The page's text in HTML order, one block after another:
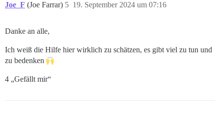
Joe_F (Joe Farrar) 19. September 2024 um 07:16
5
Danke an alle,
Ich weiß die Hilfe hier wirklich zu schätzen, es gibt viel zu tun und
zu bedenken
4 „Gefällt mir“